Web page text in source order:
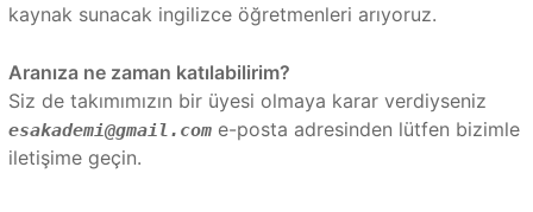
kaynak sunacak ingilizce öğretmenleri arıyoruz.
Aranıza ne zaman katılabilirim?
Siz de takımımızın bir üyesi olmaya karar verdiyseniz
esakademi@gmail.come-posta adresinden lütfen bizimle
iletişime geçin.